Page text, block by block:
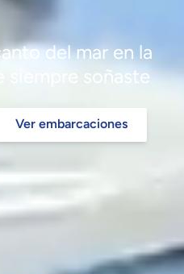
del mar en la
siempre soñaste
Ver embarcaciones